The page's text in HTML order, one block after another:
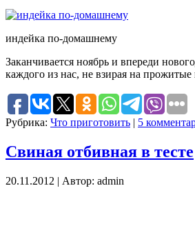
индейка по-домашнему
Заканчивается ноябрь и впереди
каждого из нас, не взирая на
Рубрика: Что приготовить | 5
Свиная отбивная в тесте
20.11.2012 | Автор: admin